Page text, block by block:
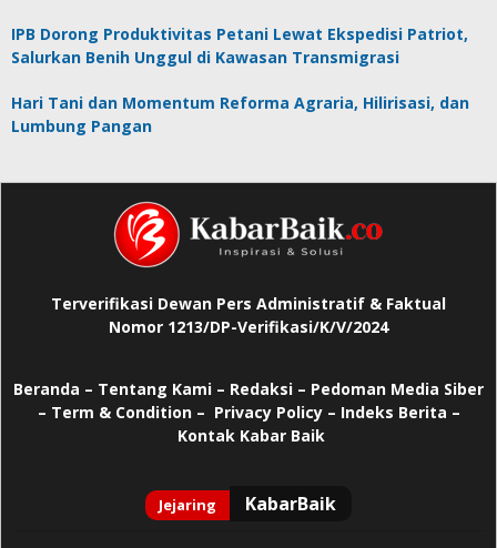
IPB Dorong Produktivitas Petani Lewat Ekspedisi Patriot,
Salurkan Benih Unggul di Kawasan Transmigrasi
Hari Tani dan Momentum Reforma Agraria, Hilirisasi, dan
Lumbung Pangan
Terverifikasi Dewan Pers Administratif & Faktual
Nomor 1213/DP-Verifikasi/K/V/2024
Beranda – Tentang Kami – Redaksi – Pedoman Media Siber
– Term & Condition – Privacy Policy– Indeks Berita –
Kontak Kabar Baik